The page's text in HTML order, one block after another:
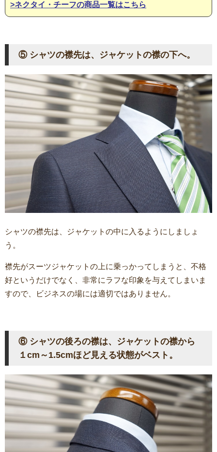
>ネクタイ・チーフの商品一覧はこちら
⑤ シャツの襟先は、ジャケットの襟の下へ。
シャツの襟先は、ジャケットの中に入るようにしましょ
う。
襟先がスーツジャケットの上に乗っかってしまうと、不格
好というだけでなく、非常にラフな印象を与えてしまいま
すので、ビジネスの場には適切ではありません。
⑥ シャツの後ろの襟は、ジャケットの襟から
１cm～1.5cmほど見える状態がベスト。